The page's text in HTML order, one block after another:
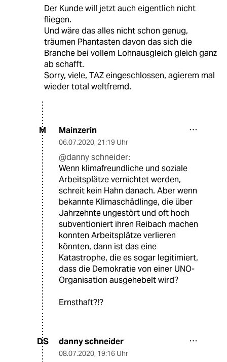
Der Kunde will jetzt auch eigentlich nicht
fliegen.
Und wäre das alles nicht schon genug,
träumen Phantasten davon das sich die
Branche bei vollem Lohnausgleich gleich ganz
ab schafft.
Sorry, viele, TAZ eingeschlossen, agierem mal
wieder total weltfremd.
M Mainzerin
06.07.2020, 21:19 Uhr
@danny schneider:
Wenn klimafreundliche und soziale
Arbeitsplätze vernichtet werden,
schreit kein Hahn danach. Aber wenn
bekannte Klimaschädlinge, die über
Jahrzehnte ungestört und oft hoch
subventioniert ihren Reibach machen
konnten Arbeitsplätze verlieren
könnten, dann ist das eine
Katastrophe, die es sogar legitimiert,
dass die Demokratie von einer UNO-
Organisation ausgehebelt wird?
Ernsthaft?!?
DS danny schneider
08.07.2020, 19:16 Uhr